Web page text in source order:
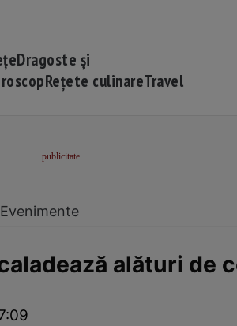
Dragoste și
Rețete culinareTravel
Evenimente
alături de